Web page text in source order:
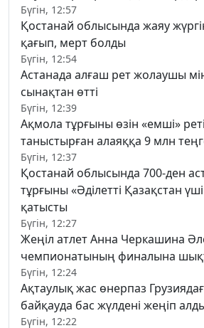
Бүгін, 12:57
Қостанай облысында жаяу
қағып, мерт болды
Бүгін, 12:54
Астанада алғаш рет жолаушы
сынақтан өтті
Бүгін, 12:39
Ақмола тұрғыны өзін «емші»
таныстырған алаяққа 9 млн
Бүгін, 12:37
Қостанай облысында 700-ден
тұрғыны «Әділетті Қазақстан
қатысты
Бүгін, 12:27
Жеңіл атлет Анна Черкашина
чемпионатының финалына
Бүгін, 12:24
Ақтаулық жас өнерпаз
байқауда бас жүлдені жеңіп
Бүгін, 12:22